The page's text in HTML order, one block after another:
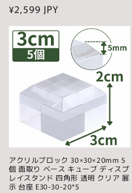
通
常
価
格
¥2,599 JPY
アクリルブロック 30×30×20mm 5
個 面取り ベース キューブ ディスプ
レイスタンド 四角形 透明 クリア 展
示 台座 E30-30-20*5